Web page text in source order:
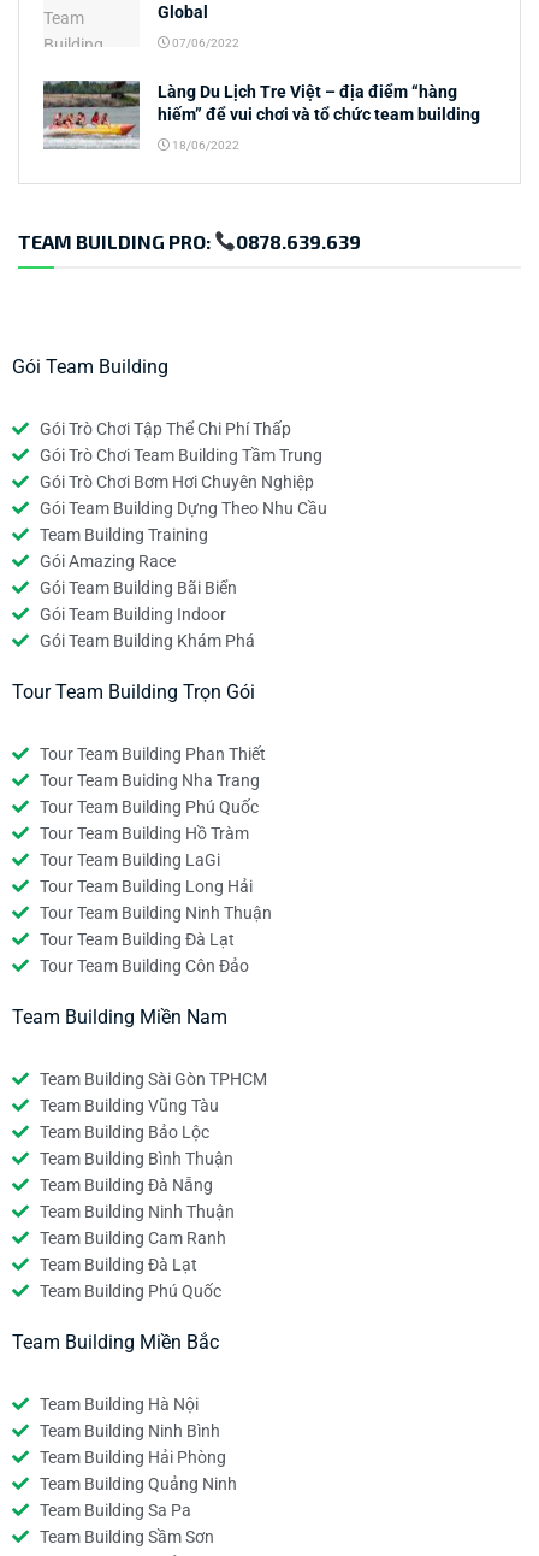
Global
07/06/2022
Làng Du Lịch Tre Việt – địa điểm “hàng
hiếm” để vui chơi và tổ chức team building
18/06/2022
TEAM BUILDING PRO: 0878.639.639
Gói Team Building
Gói Trò Chơi Tập Thể Chi Phí Thấp
Gói Trò Chơi Team Building Tầm Trung
Gói Trò Chơi Bơm Hơi Chuyên Nghiệp
Gói Team Building Dựng Theo Nhu Cầu
Team Building Training
Gói Amazing Race
Gói Team Building Bãi Biển
Gói Team Building Indoor
Gói Team Building Khám Phá
Tour Team Building Trọn Gói
Tour Team Building Phan Thiết
Tour Team Buiding Nha Trang
Tour Team Building Phú Quốc
Tour Team Building Hồ Tràm
Tour Team Building LaGi
Tour Team Building Long Hải
Tour Team Building Ninh Thuận
Tour Team Building Đà Lạt
Tour Team Building Côn Đảo
Team Building Miền Nam
Team Building Sài Gòn TPHCM
Team Building Vũng Tàu
Team Building Bảo Lộc
Team Building Bình Thuận
Team Building Đà Nẵng
Team Building Ninh Thuận
Team Building Cam Ranh
Team Building Đà Lạt
Team Building Phú Quốc
Team Building Miền Bắc
Team Building Hà Nội
Team Building Ninh Bình
Team Building Hải Phòng
Team Building Quảng Ninh
Team Building Sa Pa
Team Building Sầm Sơn